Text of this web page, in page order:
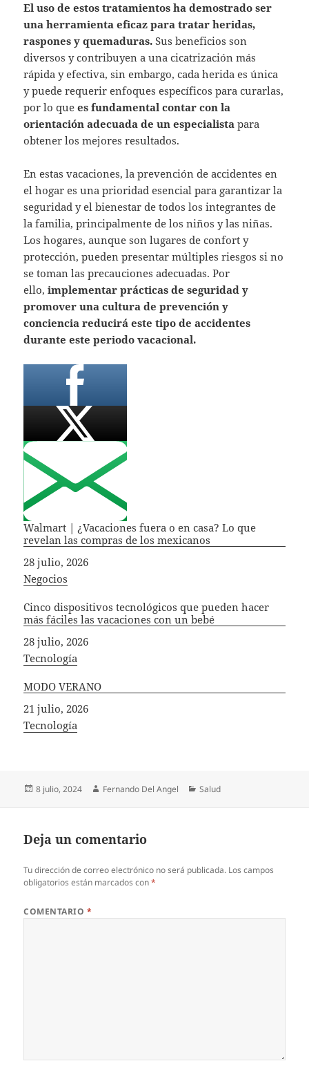
El uso de estos tratamientos ha demostrado ser
una herramienta eficaz para tratar heridas,
raspones y quemaduras. Sus beneficios son
diversos y contribuyen a una cicatrización más
rápida y efectiva, sin embargo, cada herida es única
y puede requerir enfoques específicos para curarlas,
por lo quees fundamental contar con la
orientación adecuada de un especialista para
obtener los mejores resultados.
En estas vacaciones, la prevención de accidentes en
el hogar es una prioridad esencial para garantizar la
seguridad y el bienestar de todos los integrantes de
la familia, principalmente de los niños y las niñas.
Los hogares, aunque son lugares de confort y
protección, pueden presentar múltiples riesgos si no
se toman las precauciones adecuadas. Por
ello, implementar prácticas de seguridad y
promover una cultura de prevención y
conciencia reducirá este tipo de accidentes
durante este periodo vacacional.
Walmart | ¿Vacaciones fuera o en casa? Lo que
revelan las compras de los mexicanos
Fecha
28 julio, 2026
In relation to
Negocios
Cinco dispositivos tecnológicos que pueden hacer
más fáciles las vacaciones con un bebé
Fecha
28 julio, 2026
In relation to
Tecnología
MODO VERANO
Fecha
21 julio, 2026
In relation to
Tecnología
Publicado
8 julio, 2024 Autor
Fernando Del Angel Categorías
Salud
Deja un comentario
Tu dirección de correo electrónico no será publicada. Los campos
obligatorios están marcados con*
COMENTARIO *